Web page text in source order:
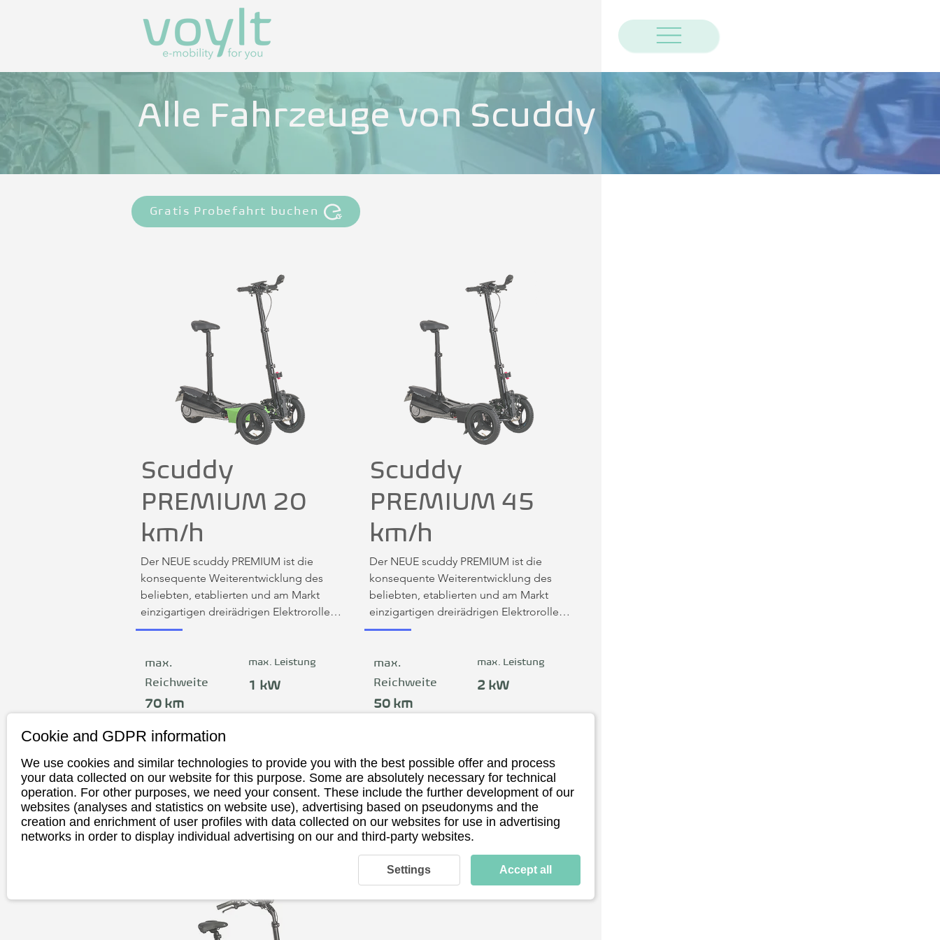
Alle Fahrzeuge von Scuddy
Gratis Probefahrt buchen
Scuddy
PREMIUM 20
km/h
Der NEUE scuddy PREMIUM ist die
konsequente Weiterentwicklung des
beliebten, etablierten und am Markt
einzigartigen dreirädrigen Elektrorollers
„made in Kiel“. Für nur 50 € kannst du
Hause buchen.
max.
Reichweite
70 km
max. Leistung
1 kW
Ansehen
Scuddy
PREMIUM 45
km/h
Der NEUE scuddy PREMIUM ist die
konsequente Weiterentwicklung des
beliebten, etablierten und am Markt
einzigartigen dreirädrigen Elektrorollers
„made in Kiel“.  Für nur 50 € kannst du
Hause buchen.
max.
Reichweite
50 km
max. Leistung
2 kW
Ansehen
Cookie and GDPR information
We use cookies and similar technologies to provide you with the best possible offer and process
your data collected on our website for this purpose. Some are absolutely necessary for technical
operation. For other purposes, we need your consent. These include the further development of our
websites (analyses and statistics on website use), advertising based on pseudonyms and the
creation and enrichment of user profiles with data collected on our websites for use in advertising
networks in order to display individual advertising on our and third-party websites.
Settings Accept all